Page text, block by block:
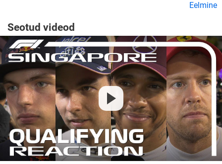
Eelmine
Seotud videod